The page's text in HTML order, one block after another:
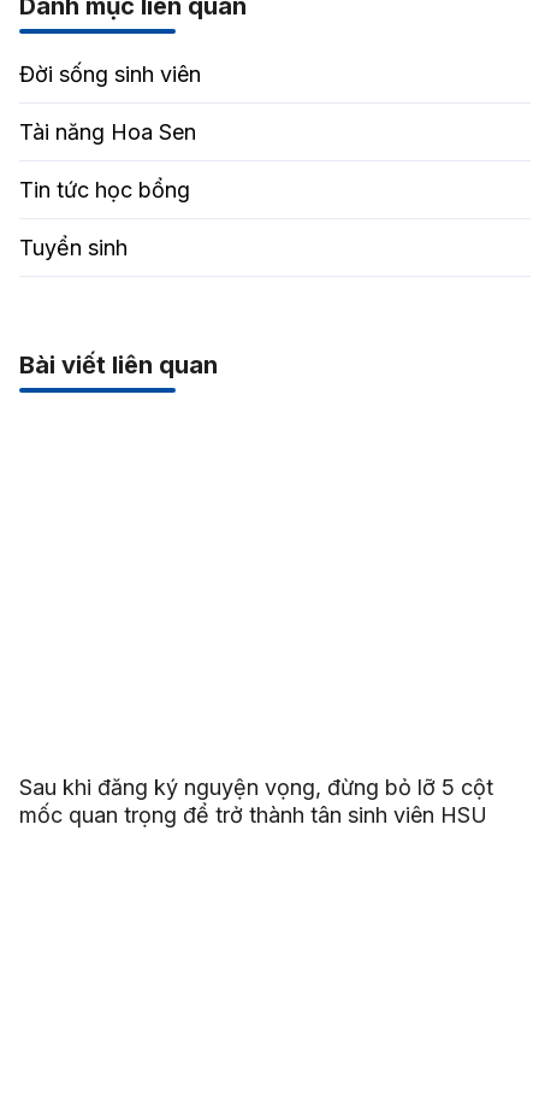
Danh mục liên quan
Đời sống sinh viên
Tài năng Hoa Sen
Tin tức học bổng
Tuyển sinh
Bài viết liên quan
Sau khi đăng ký nguyện vọng, đừng bỏ lỡ 5 cột
mốc quan trọng để trở thành tân sinh viên HSU